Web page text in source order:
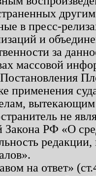
в пресс-
и
за
массовой
Постановления
применения
вытекающим
не
Закона РФ «О
на ответ»